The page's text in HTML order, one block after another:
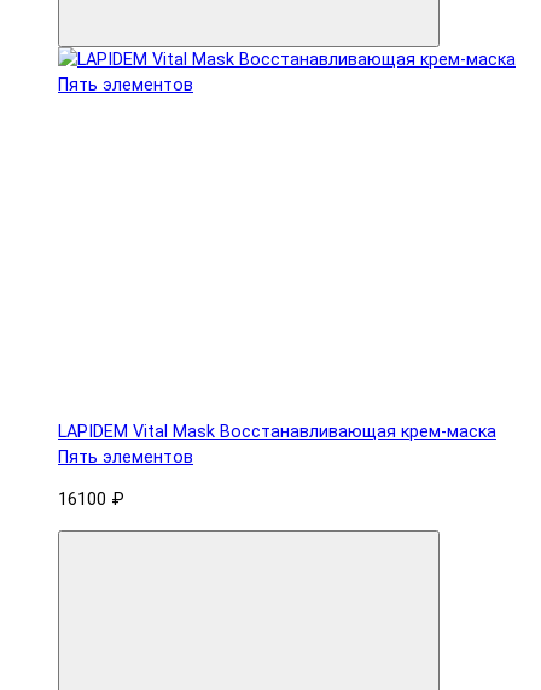
LAPIDEM Vital Mask Восстанавливающая крем-маска
Пять элементов
16100 ₽